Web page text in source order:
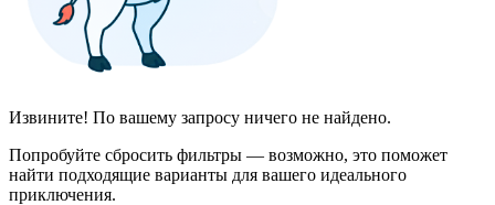
Извините! По вашему запросу ничего не найдено.
Попробуйте сбросить фильтры — возможно, это поможет
найти подходящие варианты для вашего идеального
приключения.